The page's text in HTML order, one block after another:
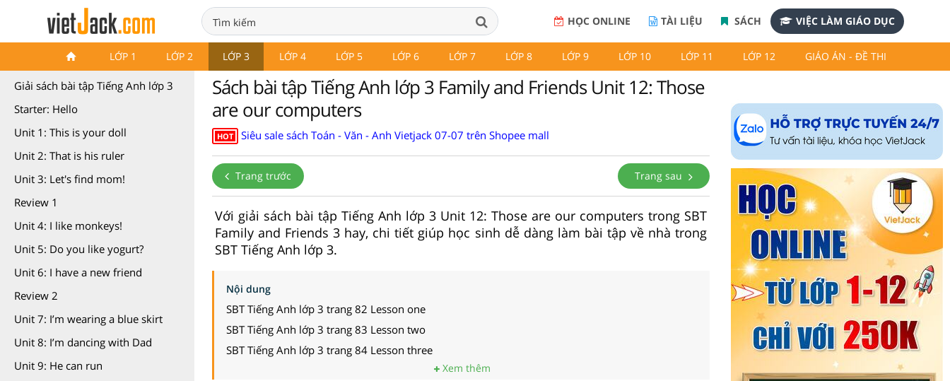
HỌC ONLINE TÀI LIỆU SÁCH VIỆC LÀM GIÁO DỤC
LỚP 1 LỚP 2 LỚP 3 LỚP 4 LỚP 5 LỚP 6 LỚP 7 LỚP 8 LỚP 9 LỚP 10 LỚP 11 LỚP 12 GIÁO ÁN - ĐỀ THI
Sách bài tập Tiếng Anh lớp 3
Family and Friends
Giải sách bài tập Tiếng Anh lớp 3
Starter: Hello
Unit 1: This is your doll
Unit 2: That is his ruler
Unit 3: Let's find mom!
Review 1
Unit 4: I like monkeys!
Unit 5: Do you like yogurt?
Unit 6: I have a new friend
Review 2
Unit 7: I’m wearing a blue skirt
Unit 8: I’m dancing with Dad
Unit 9: He can run
Sách bài tập Tiếng Anh lớp 3 Family and Friends Unit 12: Those
are our computers
HOT Siêu sale sách Toán - Văn - Anh Vietjack 07-07 trên Shopee mall
Trang trước Trang sau
Với giải sách bài tập Tiếng Anh lớp 3 Unit 12: Those are our computers trong SBT
Family and Friends 3 hay, chi tiết giúp học sinh dễ dàng làm bài tập về nhà trong
SBT Tiếng Anh lớp 3.
Nội dung
SBT Tiếng Anh lớp 3 trang 82 Lesson one
SBT Tiếng Anh lớp 3 trang 83 Lesson two
SBT Tiếng Anh lớp 3 trang 84 Lesson three
Xem thêm